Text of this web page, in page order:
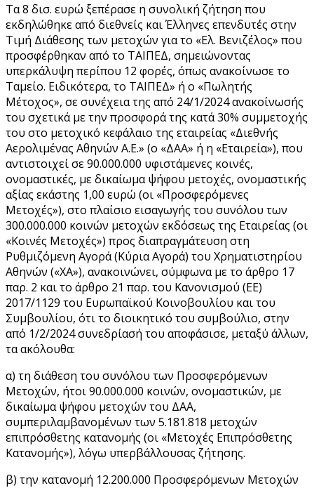
Τα 8 δισ. ευρώ ξεπέρασε η συνολική ζήτηση που
εκδηλώθηκε από διεθνείς και Έλληνες επενδυτές στην
Τιμή Διάθεσης των μετοχών για το «Ελ. Βενιζέλος» που
προσφέρθηκαν από το ΤΑΙΠΕΔ, σημειώνοντας
υπερκάλυψη περίπου 12 φορές, όπως ανακοίνωσε το
Ταμείο. Ειδικότερα, το ΤΑΙΠΕΔ» ή ο «Πωλητής
Μέτοχος», σε συνέχεια της από 24/1/2024 ανακοίνωσής
του σχετικά με την προσφορά της κατά 30% συμμετοχής
του στο μετοχικό κεφάλαιο της εταιρείας «Διεθνής
Αερολιμένας Αθηνών Α.Ε.» (ο «ΔΑΑ» ή η «Εταιρεία»), που
αντιστοιχεί σε 90.000.000 υφιστάμενες κοινές,
ονομαστικές, με δικαίωμα ψήφου μετοχές, ονομαστικής
αξίας εκάστης 1,00 ευρώ (οι «Προσφερόμενες
Μετοχές»), στο πλαίσιο εισαγωγής του συνόλου των
300.000.000 κοινών μετοχών εκδόσεως της Εταιρείας (οι
«Κοινές Μετοχές») προς διαπραγμάτευση στη
Ρυθμιζόμενη Αγορά (Κύρια Αγορά) του Χρηματιστηρίου
Αθηνών («ΧΑ»), ανακοινώνει, σύμφωνα με το άρθρο 17
παρ. 2 και το άρθρο 21 παρ. του Κανονισμού (ΕΕ)
2017/1129 του Ευρωπαϊκού Κοινοβουλίου και του
Συμβουλίου, ότι το διοικητικό του συμβούλιο, στην
από 1/2/2024 συνεδρίασή του αποφάσισε, μεταξύ άλλων,
τα ακόλουθα:
α) τη διάθεση του συνόλου των Προσφερόμενων
Μετοχών, ήτοι 90.000.000 κοινών, ονομαστικών, με
δικαίωμα ψήφου μετοχών του ΔΑΑ,
συμπεριλαμβανομένων των 5.181.818 μετοχών
επιπρόσθετης κατανομής (οι «Μετοχές Επιπρόσθετης
Κατανομής»), λόγω υπερβάλλουσας ζήτησης.
β) την κατανομή 12.200.000 Προσφερόμενων Μετοχών